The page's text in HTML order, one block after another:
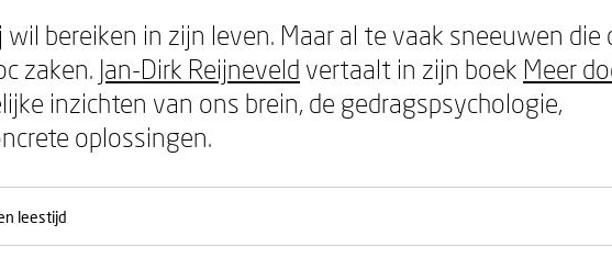
bereiken in zijn leven. Maar al te vaak sneeuwen die
zaken. Jan-Dirk Reijneveld vertaalt in zijn boek Meer
inzichten van ons brein, de gedragspsychologie,
oplossingen.
leestijd